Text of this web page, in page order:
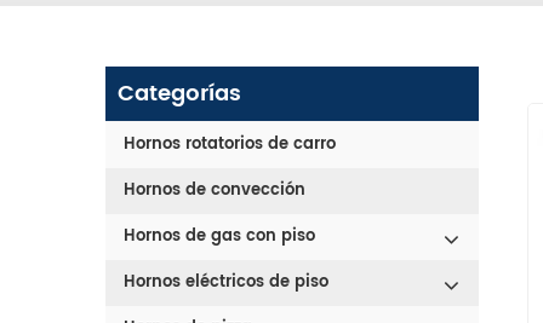
Categorías
Hornos rotatorios de carro
Hornos de convección
Hornos de gas con piso
Hornos eléctricos de piso